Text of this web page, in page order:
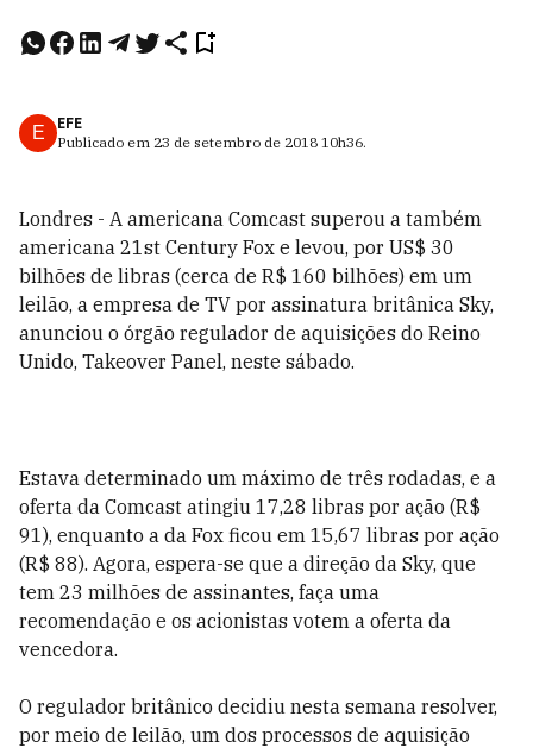
E
EFE
Publicado em 23 de setembro de 2018 10h36.
Londres - A americana Comcast superou a também
americana 21st Century Fox e levou, por US$ 30
bilhões de libras (cerca de R$ 160 bilhões) em um
leilão, a empresa de TV por assinatura britânica Sky,
anunciou o órgão regulador de aquisições do Reino
Unido, Takeover Panel, neste sábado.
Estava determinado um máximo de três rodadas, e a
oferta da Comcast atingiu 17,28 libras por ação (R$
91), enquanto a da Fox ficou em 15,67 libras por ação
(R$ 88). Agora, espera-se que a direção da Sky, que
tem 23 milhões de assinantes, faça uma
recomendação e os acionistas votem a oferta da
vencedora.
O regulador britânico decidiu nesta semana resolver,
por meio de leilão, um dos processos de aquisição